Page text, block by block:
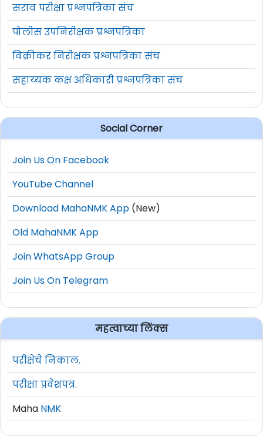
सराव परीक्षा प्रश्नपत्रिका संच
पोलीस उपनिरीक्षक प्रश्नपत्रिका
विक्रीकर निरीक्षक प्रश्नपत्रिका संच
सहाय्यक कक्ष अधिकारी प्रश्नपत्रिका संच
Social Corner
Join Us On Facebook
YouTube Channel
Download MahaNMK App (New)
Old MahaNMK App
Join WhatsApp Group
Join Us On Telegram
महत्वाच्या लिंक्स
परीक्षेचे निकाल.
परीक्षा प्रवेशपत्र.
Maha NMK